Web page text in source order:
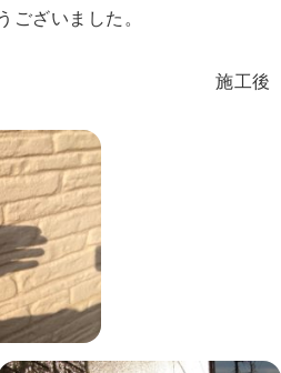
ございました。
施工後